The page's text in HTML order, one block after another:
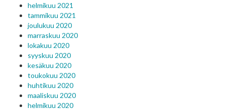
helmikuu 2021
tammikuu 2021
joulukuu 2020
marraskuu 2020
lokakuu 2020
syyskuu 2020
kesäkuu 2020
toukokuu 2020
huhtikuu 2020
maaliskuu 2020
helmikuu 2020